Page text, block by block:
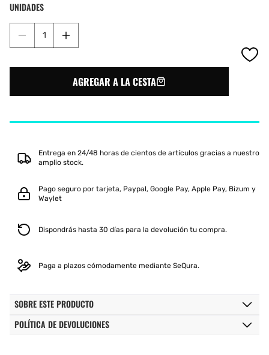
UNIDADES
Reducir
cantidad
PRO
Aumentar
cantidad
SIUX
PRO
AGREGAR A LA CESTA
Entrega en 24/48 horas de cientos de artículos gracias a nuestro
amplio stock.
Pago seguro por tarjeta, Paypal, Google Pay, Apple Pay, Bizum y
Waylet
Dispondrás hasta 30 días para la devolución tu compra.
Paga a plazos cómodamente mediante SeQura.
SOBRE ESTE PRODUCTO
POLÍTICA DE DEVOLUCIONES